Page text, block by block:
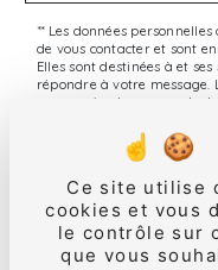
** Les données
de vous contacter et sont
Elles sont destinées à et
répondre à votre message.
communiquées aux seuls
droits d’accès, de
limitation, d’opposition,
moment et du droit
autorité de contrôle, ainsi
mortem. Vous pouvez
par courrier électronique
vous être demandé. Nous
de prise de contact puis
fins probatoires et de
Ce site utilise
cookies et vous
le contrôle sur
que vous